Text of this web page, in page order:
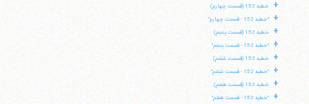
+ خطبه 152 (قسمت چهارم)
+ "خطبه 152 - قسمت چهارم"
+ خطبه 152 (قسمت پنجم)
+ "خطبه 152 - قسمت پنجم"
+ خطبه 152 (قسمت ششم)
+ "خطبه 152 - قسمت ششم"
+ خطبه 152 (قسمت هفتم)
+ "خطبه 152 - قسمت هفتم"